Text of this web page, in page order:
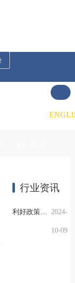
行业资讯
利好政策提振钢市信心，四季度行业需求或小幅上升 2024-
10-09